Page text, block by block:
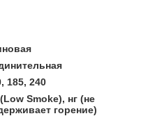
185, 240
Smoke), нг (не
горение)